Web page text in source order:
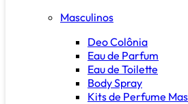
Masculinos
Deo Colônia
Eau de Parfum
Eau de Toilette
Body Spray
Kits de Perfume